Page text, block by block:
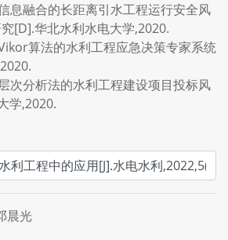
息融合的长距离引水工程运行安全风
[D].华北水利水电大学,2020.
算法的水利工程应急决策专家系统
次分析法的水利工程建设项目投标风
学,2020.
晨光